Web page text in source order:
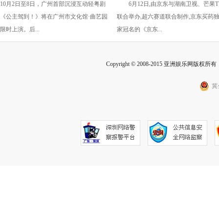
到！》国庆假期上演
10月2日至8日，广州首部沉浸互动轻粤剧
《公主驾到！》将在广州市文化馆·曲艺园
限时上演。后...
开启：抢先预约直播 赢最高
2025元红包
6月12日,由京东与湖南卫视、芒果
联合举办,超六赛道联合制作,京东买药独
家冠名的《京东...
Copyright © 2008-2015 亚洲娱乐网版权所
冀